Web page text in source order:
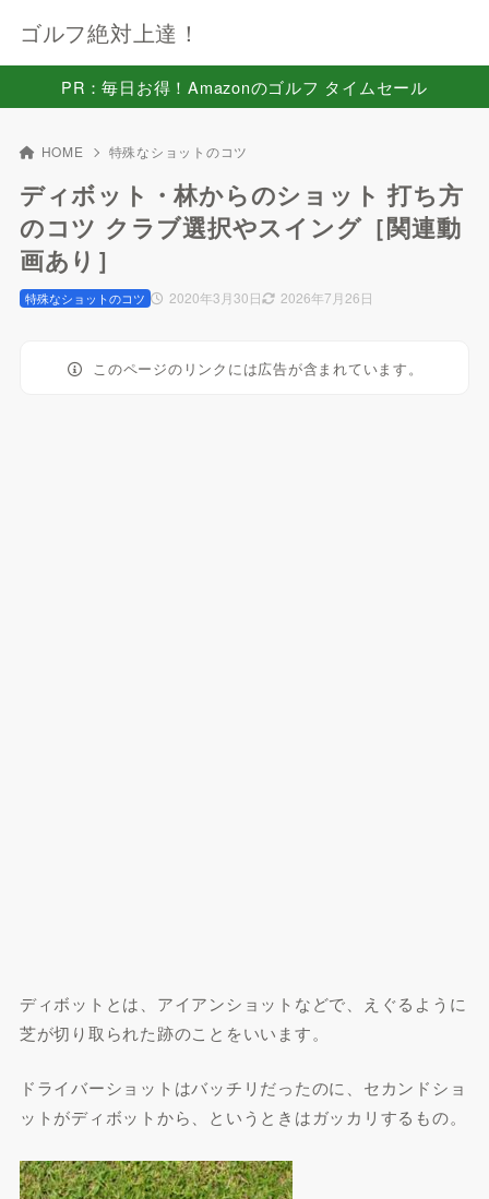
ゴルフ絶対上達！
PR：毎日お得！Amazonのゴルフ タイムセール
HOME 特殊なショットのコツ
ディボット・林からのショット 打ち方
のコツ クラブ選択やスイング［関連動
画あり］
2020年3月30日 2026年7月26日
特殊なショットのコツ
このページのリンクには広告が含まれています。
ディボットとは、アイアンショットなどで、えぐるように
芝が切り取られた跡のことをいいます。
ドライバーショットはバッチリだったのに、セカンドショ
ットがディボットから、というときはガッカリするもの。